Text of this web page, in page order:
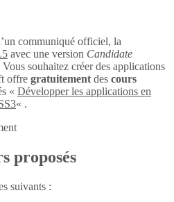
communiqué officiel, la
avec une version Candidate
souhaitez créer des applications
offre gratuitement des cours
« Développer les applications en
« .
proposés
suivants :